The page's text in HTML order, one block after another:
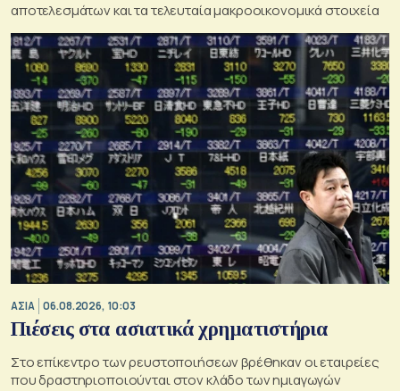
αποτελεσμάτων και τα τελευταία μακροοικονομικά στοιχεία
ΑΣΙΑ 06.08.2026, 10:03
Πιέσεις στα ασιατικά χρηματιστήρια
Στο επίκεντρο των ρευστοποιήσεων βρέθηκαν οι εταιρείες
που δραστηριοποιούνται στον κλάδο των ημιαγωγών